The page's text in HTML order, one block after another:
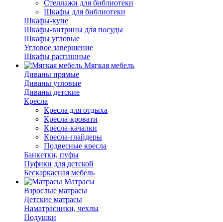
Стеллажи для библиотеки
Шкафы для библиотеки
Шкафы-купе
Шкафы-витрины для посуды
Шкафы угловые
Угловое завершение
Шкафы распашные
Мягкая мебель
Диваны прямые
Диваны угловые
Диваны детские
Кресла
Кресла для отдыха
Кресла-кровати
Кресла-качалки
Кресла-глайдеры
Подвесные кресла
Банкетки, пуфы
Пуфики для детской
Бескаркасная мебель
Матрасы
Взрослые матрасы
Детские матрасы
Наматрасники, чехлы
Подушки